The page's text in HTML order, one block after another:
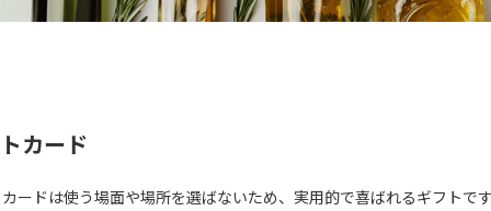
カード
ードは使う場面や場所を選ばないため、実用的で喜ばれるギフトで